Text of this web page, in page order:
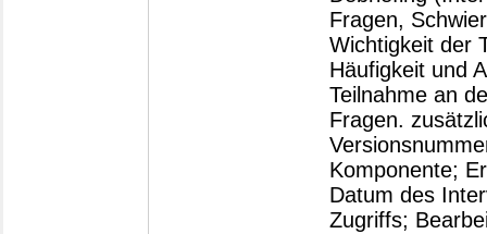
Fragen,
Wichtigkeit der
Häufigkeit und
Teilnahme an
Fragen.
Komponente;
Datum des
Zugriffs;